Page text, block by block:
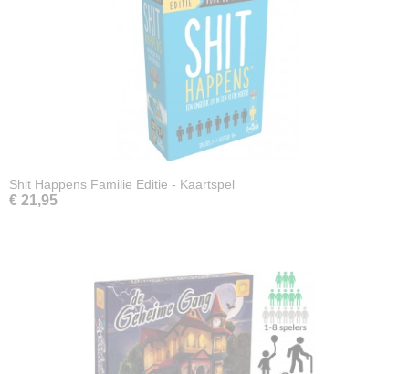
Shit Happens Familie Editie - Kaartspel
€ 21,95